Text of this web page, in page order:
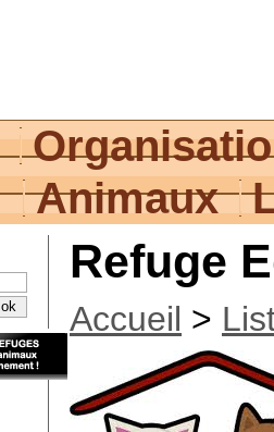
Animaux
Refuge
Accueil >